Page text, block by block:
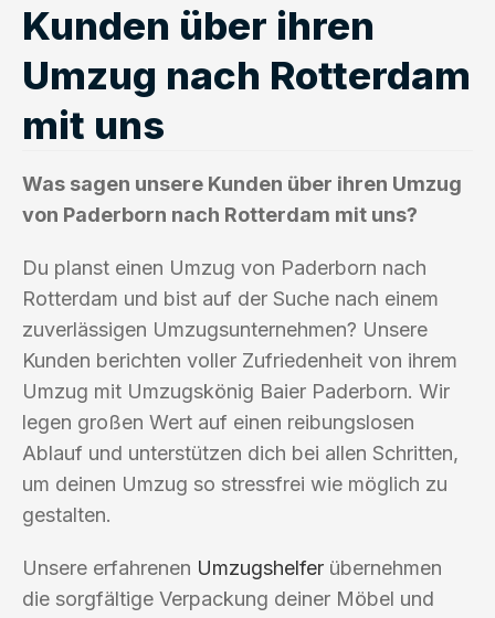
Kunden über ihren
Umzug nach Rotterdam
mit uns
Was sagen unsere Kunden über ihren Umzug
von Paderborn nach Rotterdam mit uns?
Du planst einen Umzug von Paderborn nach
Rotterdam und bist auf der Suche nach einem
zuverlässigen Umzugsunternehmen? Unsere
Kunden berichten voller Zufriedenheit von ihrem
Umzug mit Umzugskönig Baier Paderborn. Wir
legen großen Wert auf einen reibungslosen
Ablauf und unterstützen dich bei allen Schritten,
um deinen Umzug so stressfrei wie möglich zu
gestalten.
Unsere erfahrenen Umzugshelfer übernehmen
die sorgfältige Verpackung deiner Möbel und